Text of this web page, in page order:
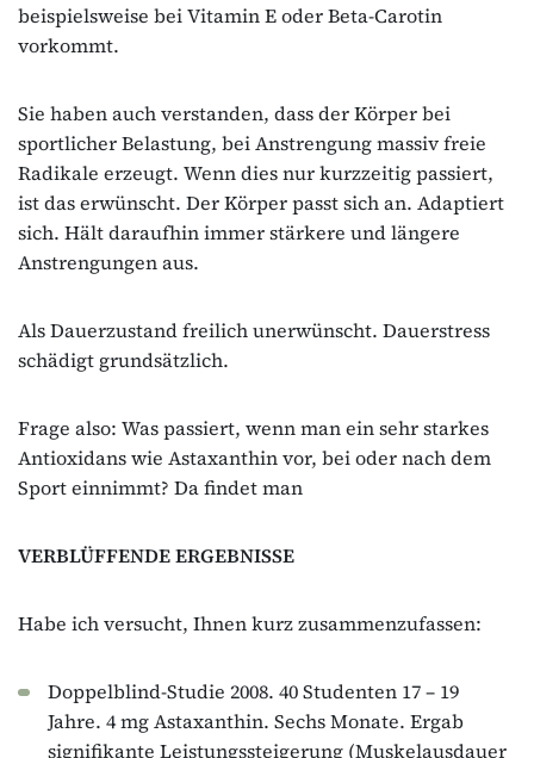
beispielsweise bei Vitamin E oder Beta-Carotin
vorkommt.
Sie haben auch verstanden, dass der Körper bei
sportlicher Belastung, bei Anstrengung massiv freie
Radikale erzeugt. Wenn dies nur kurzzeitig passiert,
ist das erwünscht. Der Körper passt sich an. Adaptiert
sich. Hält daraufhin immer stärkere und längere
Anstrengungen aus.
Als Dauerzustand freilich unerwünscht. Dauerstress
schädigt grundsätzlich.
Frage also: Was passiert, wenn man ein sehr starkes
Antioxidans wie Astaxanthin vor, bei oder nach dem
Sport einnimmt? Da findet man
VERBLÜFFENDE ERGEBNISSE
Habe ich versucht, Ihnen kurz zusammenzufassen:
Doppelblind-Studie 2008. 40 Studenten 17 – 19
Jahre. 4 mg Astaxanthin. Sechs Monate. Ergab
signifikante Leistungssteigerung (Muskelausdauer